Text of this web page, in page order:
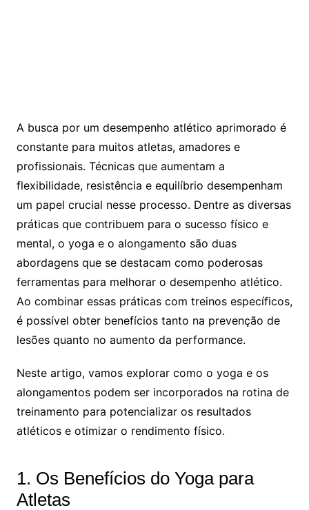
A busca por um desempenho atlético aprimorado é
constante para muitos atletas, amadores e
profissionais. Técnicas que aumentam a
flexibilidade, resistência e equilíbrio desempenham
um papel crucial nesse processo. Dentre as diversas
práticas que contribuem para o sucesso físico e
mental, o yoga e o alongamento são duas
abordagens que se destacam como poderosas
ferramentas para melhorar o desempenho atlético.
Ao combinar essas práticas com treinos específicos,
é possível obter benefícios tanto na prevenção de
lesões quanto no aumento da performance.
Neste artigo, vamos explorar como o yoga e os
alongamentos podem ser incorporados na rotina de
treinamento para potencializar os resultados
atléticos e otimizar o rendimento físico.
1. Os Benefícios do Yoga para
Atletas